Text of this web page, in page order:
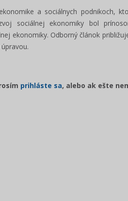
a sociálnych podnikoch,
sociálnej ekonomiky bol
ekonomiky. Odborný článok
prihláste sa, alebo ak ešte